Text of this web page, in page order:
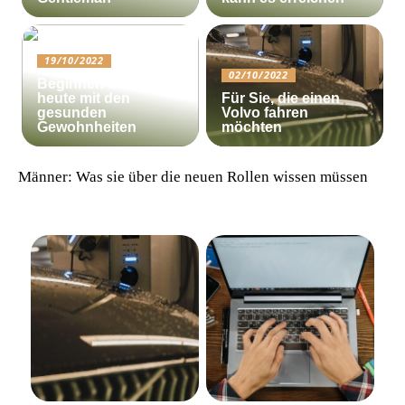
19/10/2022
Beginnen Sie noch
heute mit den
gesunden
Gewohnheiten
02/10/2022
Für Sie, die einen
Volvo fahren
möchten
Männer: Was sie über die neuen Rollen wissen müssen